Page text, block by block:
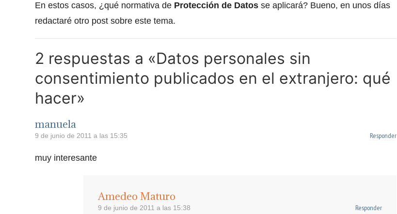
En estos casos, ¿qué normativa de Protección de Datos se aplicará? Bueno, en unos días
redactaré otro post sobre este tema.
2 respuestas a «Datos personales sin
consentimiento publicados en el extranjero: qué
hacer»
manuela
9 de junio de 2011 a las 15:35 Responder
muy interesante
Amedeo Maturo
9 de junio de 2011 a las 15:38 Responder